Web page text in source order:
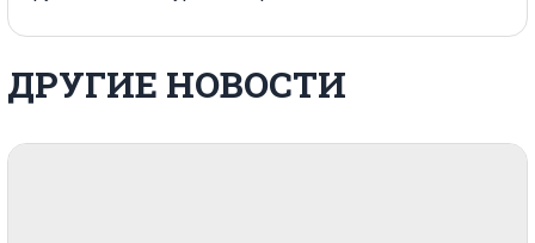
ДРУГИЕ НОВОСТИ